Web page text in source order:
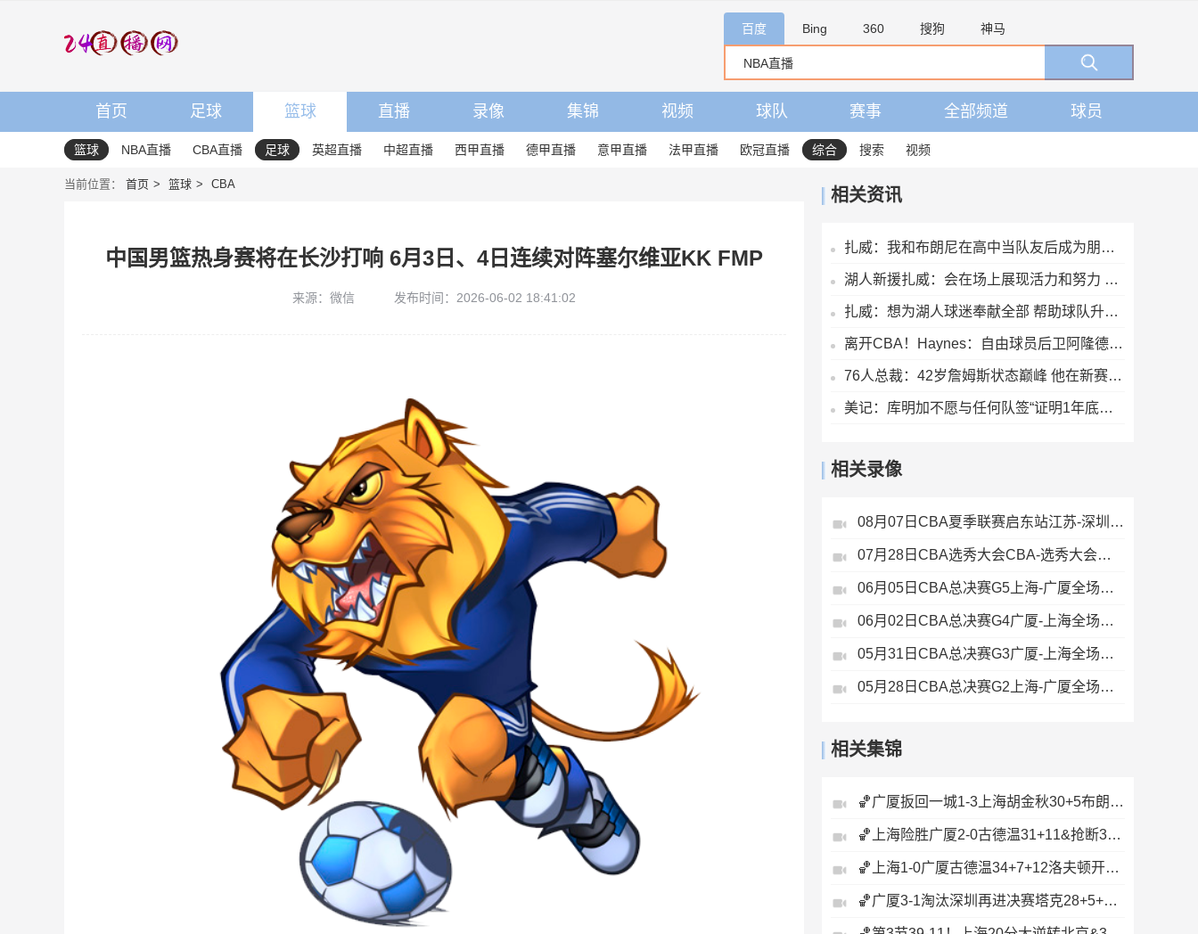
百度 Bing 360 搜狗 神马
首页 足球 篮球 直播 录像 集锦 视频 球队 赛事 全部频道 球员
篮球 NBA直播 CBA直播 足球 英超直播 中超直播 西甲直播 德甲直播 意甲直播 法甲直播 欧冠直播 综合 搜索 视频
当前位置： 首页 篮球 CBA
中国男篮热身赛将在长沙打响 6月3日、4日连续对阵塞尔维亚KK FMP
来源：微信 发布时间：2026-06-02 18:41:02
相关资讯
扎威：我和布朗尼在高中当队友后成为朋友 很兴奋能再次并肩作战
湖人新援扎威：会在场上展现活力和努力 防守对方最好的球员
扎威：想为湖人球迷奉献全部 帮助球队升起第18面冠军旗帜
离开CBA！Haynes：自由球员后卫阿隆德斯·威廉姆斯签约奇才
76人总裁：42岁詹姆斯状态巅峰 他在新赛季能打出MVP级别的表现
美记：库明加不愿与任何队签“证明1年底薪” 湖人仍是热门下家
相关录像
08月07日CBA夏季联赛启东站江苏-深圳全场录像
07月28日CBA选秀大会CBA-选秀大会全场录像
06月05日CBA总决赛G5上海-广厦全场录像
06月02日CBA总决赛G4广厦-上海全场录像
05月31日CBA总决赛G3广厦-上海全场录像
05月28日CBA总决赛G2上海-广厦全场录像
相关集锦
🏀广厦扳回一城1-3上海胡金秋30+5布朗27+8古德温28+6+8
🏀上海险胜广厦2-0古德温31+11&抢断3分压哨绝杀布朗空砍50分
🏀上海1-0广厦古德温34+7+12洛夫顿开场伤退孙铭徽0分&5失误
🏀广厦3-1淘汰深圳再进决赛塔克28+5+6胡金秋15+8贺希宁12分